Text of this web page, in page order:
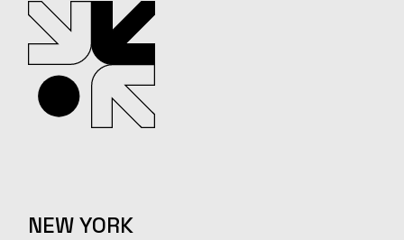
NEW YORK